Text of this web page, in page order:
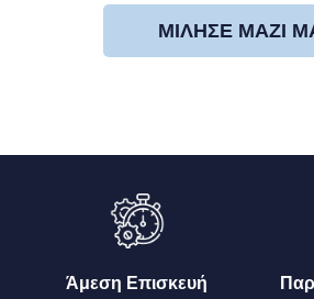
ΜΊΛΗΣΕ ΜΑΖΊ
Άμεση Επισκευή